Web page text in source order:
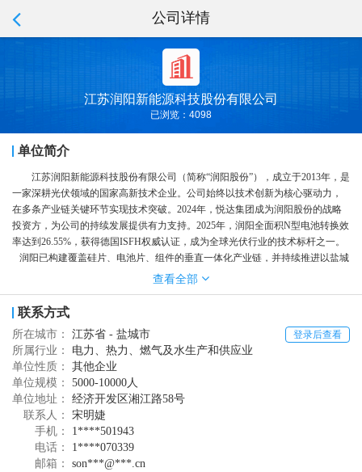
公司详情
江苏润阳新能源科技股份有限公司
已浏览：4098
单位简介
江苏润阳新能源科技股份有限公司（简称“润阳股份”），成立于2013年，是
一家深耕光伏领域的国家高新技术企业。公司始终以技术创新为核心驱动力，
在多条产业链关键环节实现技术突破。2024年，悦达集团成为润阳股份的战略
投资方，为公司的持续发展提供有力支持。2025年，润阳全面积N型电池转换效
率达到26.55%，获得德国ISFH权威认证，成为全球光伏行业的技术标杆之一。
润阳已构建覆盖硅片、电池片、组件的垂直一体化产业链，并持续推进以盐城
为核心的全球化产能布局，生产基地辐射中国、美国、泰国、越南等多个国
依托领先的技术研发实力、可靠的产品质量与完善的全球产业布局，润阳
持续为全球可再生能源项目提供高可靠性、高效率的光伏产品与智慧能源解决
方案。公司积极推动绿色能源的规模化应用与能源结构转型，致力于携手全球
合作伙伴，共建可持续发展的零碳未来。
查看全部
联系方式
登录后查看
所在城市：
江苏省 - 盐城市
所属行业：
电力、热力、燃气及水生产和供应业
单位性质：
其他企业
单位规模：
5000-10000人
单位地址：
经济开发区湘江路58号
联系人：
宋明婕
手机：
1****501943
电话：
1****070339
邮箱：
son***@***.cn